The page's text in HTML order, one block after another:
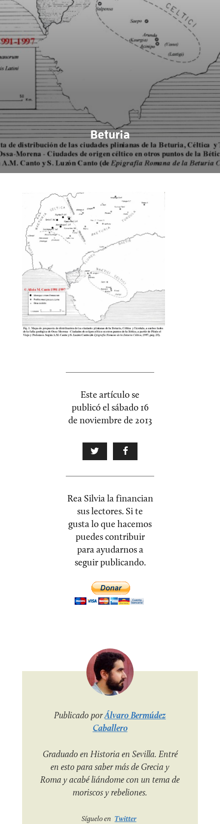
Beturia
Este artículo se
publicó elsábado 16
de noviembre de 2013
Rea Silvia la financian
sus lectores. Si te
gusta lo que hacemos
puedes contribuir
para ayudarnos a
seguir publicando.
Publicado porÁlvaro Bermúdez
Caballero
Graduado en Historia en Sevilla. Entré
en esto para saber más de Grecia y
Roma y acabé liándome con un tema de
moriscos y rebeliones.
Síguelo en Twitter